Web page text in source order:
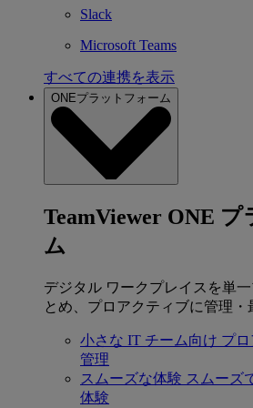
Slack
Microsoft Teams
すべての連携を表示
ONEプラットフォーム
TeamViewer ONE
ム
デジタル ワークプレイスを単
とめ、プロアクティブに管理・
小さな IT チーム向け プ
管理
スムーズな体験 スムーズ
体験